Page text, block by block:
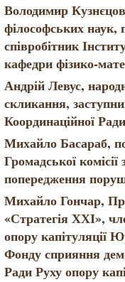
Володимир
філософських наук,
співробітник
кафедри фізико-
Андрій Левус,
скликання,
Координаційної
Михайло Басараб,
Громадської
попередження
Михайло Гончар,
«Стратегія ХХІ»,
опору капітуляції
Фонду сприяння
Ради Руху опору